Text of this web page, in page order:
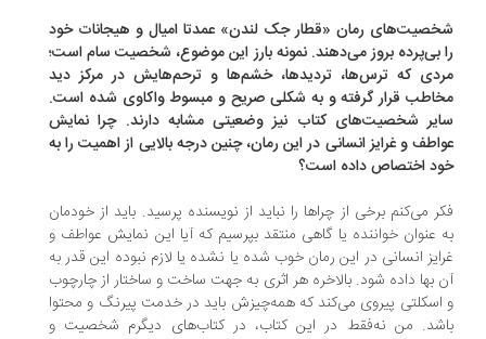
رمان «قطار جک لندن» عمدتا امیال و هیجانات خود
بی‌پرده بروز می‌دهند. نمونه‌ بارز این موضوع، شخصیت سام است؛
که ترس‌ها، تردید‌ها، خشم‌ها و ترحم‌هایش در مرکز دید
قرار گرفته و به شکلی صریح و مبسوط واکاوی شده است.
شخصیت‌های کتاب نیز وضعیتی مشابه دارند. چرا نمایش
و غرایز انسانی در این رمان، چنین درجه‌ بالایی از اهمیت را به
اختصاص داده‌ است؟
می‌کنم برخی از چراها را نباید از نویسنده پرسید. باید از خودمان
عنوان خواننده یا گاهی منتقد بپرسیم که آیا این نمایش عواطف و
انسانی در این رمان خوب شده یا نشده یا لازم نبوده این قدر به
بها داده شود. بالاخره هر اثری به جهت ساخت و ساختار از چارچوب
پیروی می‌کند که همه‌چیزش باید در خدمت پیرنگ و محتوا
من نه‌فقط در این کتاب، در کتاب‌های دیگرم شخصیت و